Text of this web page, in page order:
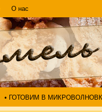
О нас
• ГОТОВИМ В